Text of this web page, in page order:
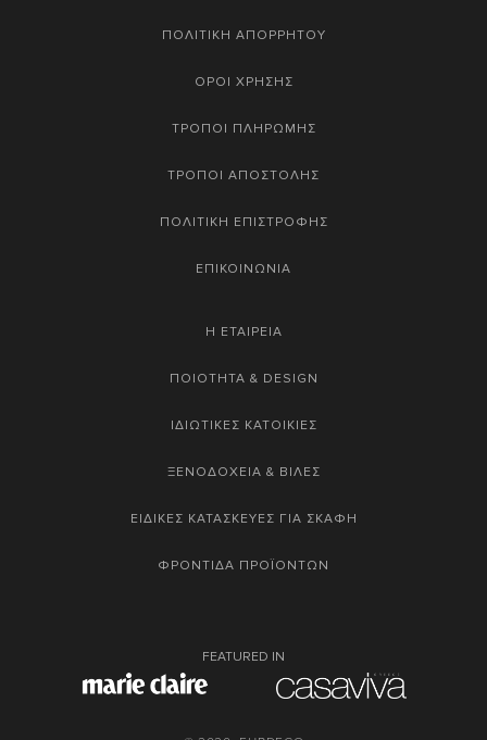
ΠΟΛΙΤΙΚΗ ΑΠΟΡΡΗΤΟΥ
ΟΡΟΙ ΧΡΗΣΗΣ
ΤΡΟΠΟΙ ΠΛΗΡΩΜΗΣ
ΤΡΟΠΟΙ ΑΠΟΣΤΟΛΗΣ
ΠΟΛΙΤΙΚΗ ΕΠΙΣΤΡΟΦΗΣ
ΕΠΙΚΟΙΝΩΝΙΑ
Η ΕΤΑΙΡΕΙΑ
ΠΟΙΟΤΗΤΑ & DESIGN
ΙΔΙΩΤΙΚΕΣ ΚΑΤΟΙΚΙΕΣ
ΞΕΝΟΔΟΧΕΙΑ & ΒΙΛΕΣ
ΕΙΔΙΚΕΣ ΚΑΤΑΣΚΕΥΕΣ ΓΙΑ ΣΚΑΦΗ
ΦΡΟΝΤΙΔΑ ΠΡΟΪΟΝΤΩΝ
FEATURED IN